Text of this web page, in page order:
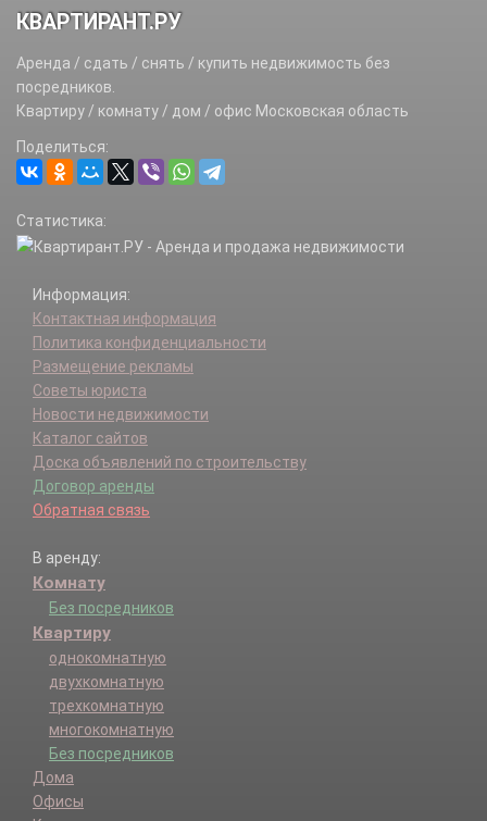
КВАРТИРАНТ.РУ
Аренда / сдать / снять / купить недвижимость без
посредников.
Квартиру / комнату / дом / офис Московская область
Поделиться:
Статистика:
Информация:
Контактная информация
Политика конфиденциальности
Размещение рекламы
Советы юриста
Новости недвижимости
Каталог сайтов
Доска объявлений по строительству
Договор аренды
Обратная связь
В аренду:
Комнату
Без посредников
Квартиру
однокомнатную
двухкомнатную
трехкомнатную
многокомнатную
Без посредников
Дома
Офисы